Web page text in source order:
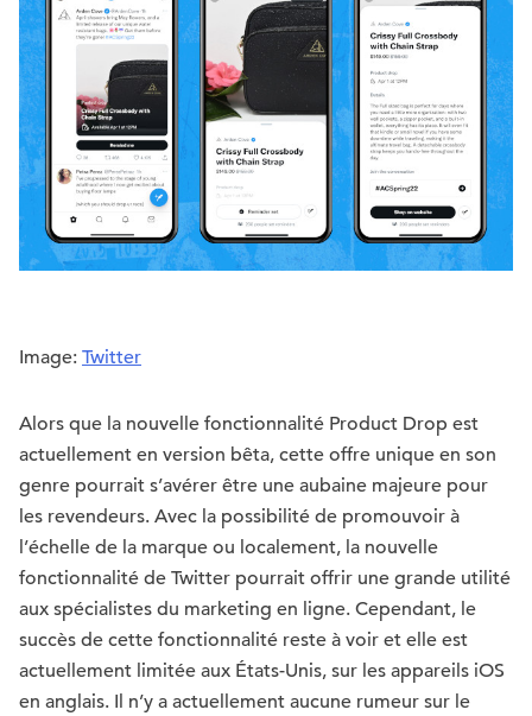
Image: Twitter
Alors que la nouvelle fonctionnalité Product Drop est
actuellement en version bêta, cette offre unique en son
genre pourrait s’avérer être une aubaine majeure pour
les revendeurs. Avec la possibilité de promouvoir à
l’échelle de la marque ou localement, la nouvelle
fonctionnalité de Twitter pourrait offrir une grande utilité
aux spécialistes du marketing en ligne. Cependant, le
succès de cette fonctionnalité reste à voir et elle est
actuellement limitée aux États-Unis, sur les appareils iOS
en anglais. Il n’y a actuellement aucune rumeur sur le